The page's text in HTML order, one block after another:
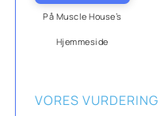
På Muscle House’s
Hjemmeside
VORES VURDERING